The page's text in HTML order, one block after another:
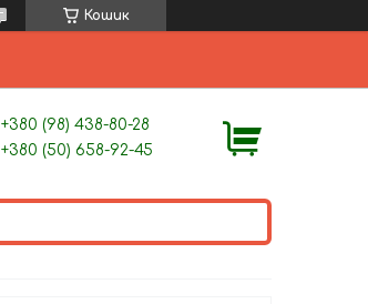
Кошик
+380 (98) 438-80-28
+380 (50) 658-92-45